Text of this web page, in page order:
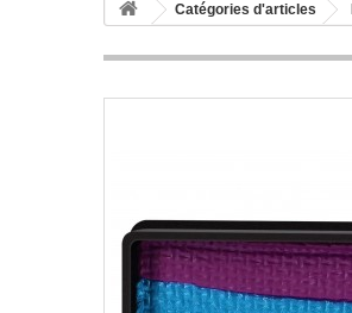
Catégories d'articles